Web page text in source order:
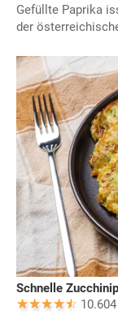
Gefüllte Paprika
der
Schnelle